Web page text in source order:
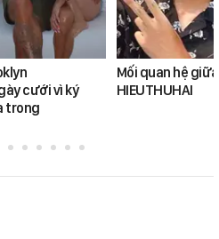
cưới vì ký
trong
Mối quan hệ giữa
HIEUTHUHAI